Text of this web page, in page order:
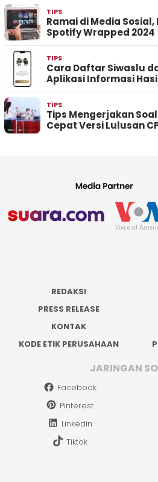
TIPS
Ramai di Media
Spotify Wrapped 2024
TIPS
Cara Daftar Siwaslu
Aplikasi Informasi
TIPS
Tips Mengerjakan
Cepat Versi Lulusan
REDAKSI
PRESS RELEASE
KONTAK
KODE ETIK PERUSAHAAN
JARINGAN
Facebook
Pinterest
Linkedin
Tiktok